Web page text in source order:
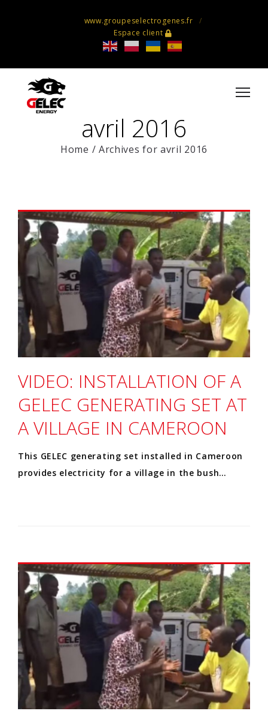
www.groupeselectrogenes.fr
Espace client
avril 2016
Home / Archives for avril 2016
VIDEO: INSTALLATION OF A
GELEC GENERATING SET AT
A VILLAGE IN CAMEROON
This GELEC generating set installed in Cameroon
provides electricity for a village in the bush…